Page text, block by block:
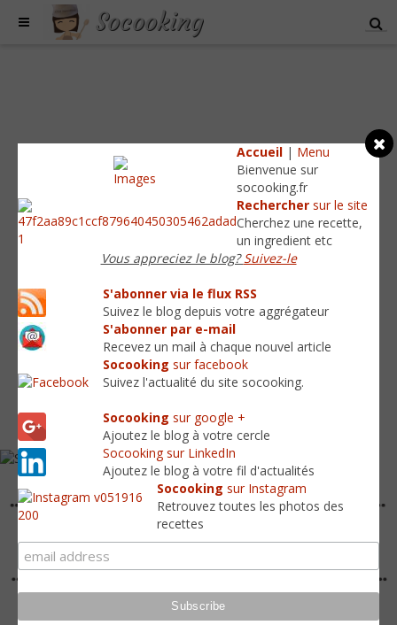
Socooking
fddd
Accueil | Menu
Bienvenue sur
socooking.fr
Rechercher sur le site
Cherchez une recette,
un ingredient etc
Vous appreciez le blog?Suivez-le
S'abonner via le flux RSS
Suivez le blog depuis votre aggrégateur
S'abonner par e-mail
Recevez un mail à chaque nouvel article
Socooking sur facebook
Suivez l'actualité du site socooking.
Socooking sur google +
Ajoutez le blog à votre cercle
Socooking sur LinkedIn
Ajoutez le blog à votre fil d'actualités
Socooking sur Instagram
Retrouvez toutes les photos des
recettes